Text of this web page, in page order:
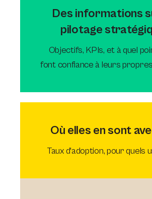
Des informations
pilotage
Objectifs, KPIs, et à quel
font confiance à leurs
Où elles en sont
Taux d'adoption, pour quels